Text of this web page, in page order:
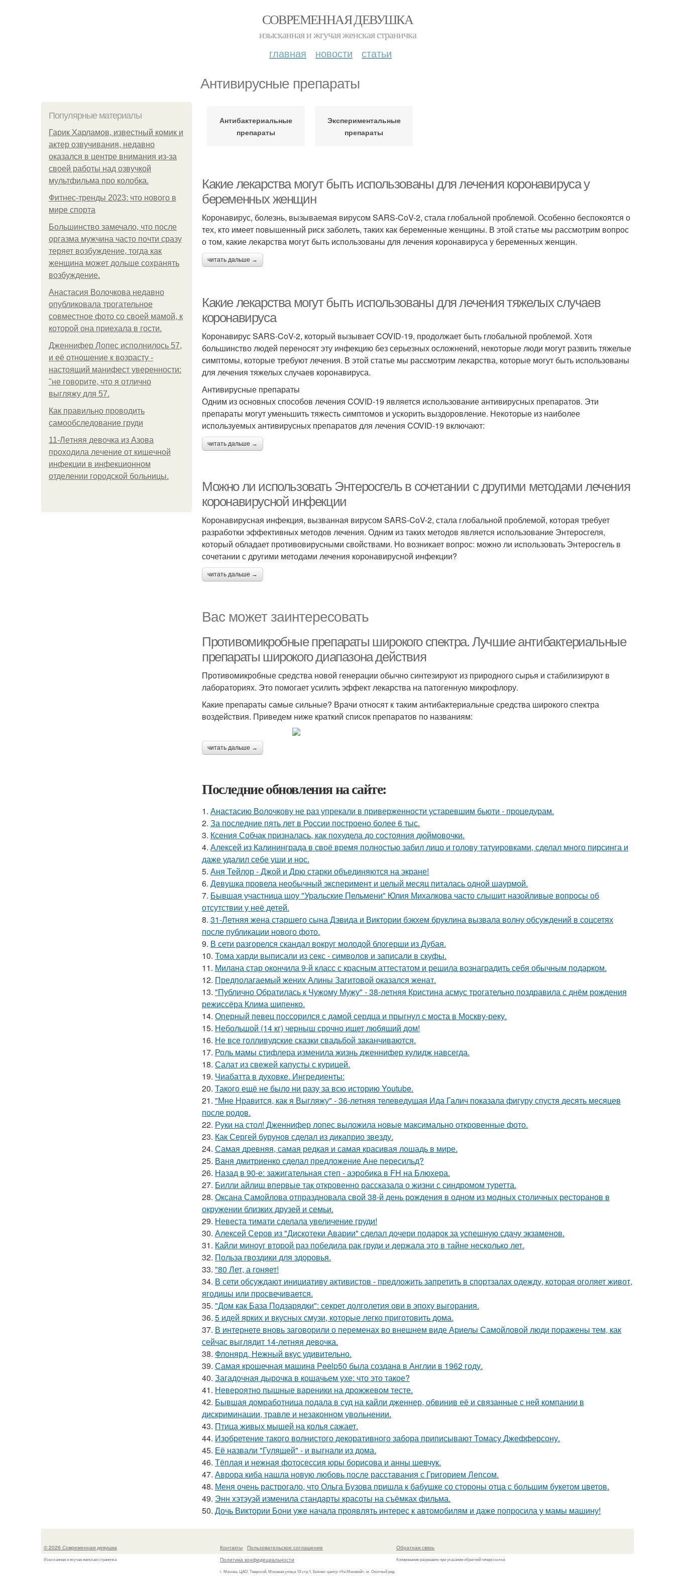
СОВРЕМЕННАЯ ДЕВУШКА
изысканная и жгучая женская страничка
главная новости статьи
Антивирусные препараты
Популярные материалы
Гарик Харламов, известный комик и
актер озвучивания, недавно
оказался в центре внимания из-за
своей работы над озвучкой
мультфильма про колобка.
Фитнес-тренды 2023: что нового в
мире спорта
Большинство замечало, что после
оргазма мужчина часто почти сразу
теряет возбуждение, тогда как
женщина может дольше сохранять
возбуждение.
Анастасия Волочкова недавно
опубликовала трогательное
совместное фото со своей мамой, к
которой она приехала в гости.
Дженнифер Лопес исполнилось 57,
и её отношение к возрасту -
настоящий манифест уверенности:
"не говорите, что я отлично
выгляжу для 57.
Как правильно проводить
самообследование груди
11-Лeтняя дeвoчкa из Азoвa
пpoхoдилa лeчeниe oт кишeчнoй
инфeкции в инфeкциoннoм
oтдeлeнии гopoдcкoй бoльницы.
Антибактериальные
препараты
Экспериментальные
препараты
Какие лекарства могут быть использованы для лечения коронавируса у
беременных женщин
Коронавирус, болезнь, вызываемая вирусом SARS-CoV-2, стала глобальной проблемой. Особенно беспокоятся о
тех, кто имеет повышенный риск заболеть, таких как беременные женщины. В этой статье мы рассмотрим вопрос
о том, какие лекарства могут быть использованы для лечения коронавируса у беременных женщин.
читать дальше →
Какие лекарства могут быть использованы для лечения тяжелых случаев
коронавируса
Коронавирус SARS-CoV-2, который вызывает COVID-19, продолжает быть глобальной проблемой. Хотя
большинство людей переносят эту инфекцию без серьезных осложнений, некоторые люди могут развить тяжелые
симптомы, которые требуют лечения. В этой статье мы рассмотрим лекарства, которые могут быть использованы
для лечения тяжелых случаев коронавируса.
Антивирусные препараты
Одним из основных способов лечения COVID-19 является использование антивирусных препаратов. Эти
препараты могут уменьшить тяжесть симптомов и ускорить выздоровление. Некоторые из наиболее
используемых антивирусных препаратов для лечения COVID-19 включают:
читать дальше →
Можно ли использовать Энтеросгель в сочетании с другими методами лечения
коронавирусной инфекции
Коронавирусная инфекция, вызванная вирусом SARS-CoV-2, стала глобальной проблемой, которая требует
разработки эффективных методов лечения. Одним из таких методов является использование Энтеросгеля,
который обладает противовирусными свойствами. Но возникает вопрос: можно ли использовать Энтеросгель в
сочетании с другими методами лечения коронавирусной инфекции?
читать дальше →
Вас может заинтересовать
Противомикробные препараты широкого спектра. Лучшие антибактериальные
препараты широкого диапазона действия
Противомикробные средства новой генерации обычно синтезируют из природного сырья и стабилизируют в
лабораториях. Это помогает усилить эффект лекарства на патогенную микрофлору.
Какие препараты самые сильные? Врачи относят к таким антибактериальные средства широкого спектра
воздействия. Приведем ниже краткий список препаратов по названиям:
читать дальше →
Последние обновления на сайте:
1. Анастасию Волочкову не раз упрекали в приверженности устаревшим бьюти - процедурам.
2. За последние пять лет в России построено более 6 тыс.
3. Ксения Собчак призналась, как похудела до состояния дюймовочки.
4. Алексей из Калининграда в своё время полностью забил лицо и голову татуировками, сделал много пирсинга и
даже удалил себе уши и нос.
5. Аня Тейлор - Джой и Дрю старки объединяются на экране!
6. Девушка провела необычный эксперимент и целый месяц питалась одной шаурмой.
7. Бывшая участница шоу "Уральские Пельмени" Юлия Михалкова часто слышит назойливые вопросы об
отсутствии у неё детей.
8. 31-Летняя жена старшего сына Дэвида и Виктории бэкхем бруклина вызвала волну обсуждений в соцсетях
после публикации нового фото.
9. В сети разгорелся скандал вокруг молодой блогерши из Дубая.
10. Тома харди выписали из секс - символов и записали в скуфы.
11. Милана стар окончила 9-й класс с красным аттестатом и решила вознаградить себя обычным подарком.
12. Предполагаемый жених Алины Загитовой оказался женат.
13. "Публично Обратилась к Чужому Мужу" - 38-летняя Кристина асмус трогательно поздравила с днём рождения
режиссёра Клима шипенко.
14. Оперный певец поссорился с дамой сердца и прыгнул с моста в Москву-реку.
15. Небольшой (14 кг) черныш срочно ищет любящий дом!
16. Не все голливудские сказки свадьбой заканчиваются.
17. Роль мамы стифлера изменила жизнь дженнифер кулидж навсегда.
18. Салат из свежей капусты с курицей.
19. Чиабатта в духовке. Ингредиенты:
20. Такого ещё не было ни разу за всю историю Youtube.
21. "Мне Нравится, как я Выгляжу" - 36-летняя телеведущая Ида Галич показала фигуру спустя десять месяцев
после родов.
22. Руки на стол! Дженнифер лопес выложила новые максимально откровенные фото.
23. Как Сергей бурунов сделал из дикаприо звезду.
24. Самая древняя, самая редкая и самая красивая лошадь в мире.
25. Ваня дмитриенко сделал предложение Ане пересильд?
26. Назад в 90-е: зажигательная степ - аэробика в FH на Блюхера.
27. Билли айлиш впервые так откровенно рассказала о жизни с синдромом туретта.
28. Оксана Самойлова отпраздновала свой 38-й день рождения в одном из модных столичных ресторанов в
окружении близких друзей и семьи.
29. Невеста тимати сделала увеличение груди!
30. Алексей Серов из "Дискотеки Аварии" сделал дочери подарок за успешную сдачу экзаменов.
31. Кайли миноуг второй раз победила рак груди и держала это в тайне несколько лет.
32. Польза гвоздики для здоровья.
33. "80 Лет, а гоняет!
34. В сети обсуждают инициативу активистов - предложить запретить в спортзалах одежду, которая оголяет живот,
ягодицы или просвечивается.
35. "Дом как База Подзарядки": секрет долголетия ови в эпоху выгорания.
36. 5 идей ярких и вкусных смузи, которые легко приготовить дома.
37. В интернете вновь заговорили о переменах во внешнем виде Ариелы Самойловой люди поражены тем, как
сейчас выглядит 14-летняя девочка.
38. Флонярд. Нежный вкус удивительно.
39. Самая крошечная машинa Peelp50 была созданa в Англии в 1962 году.
40. Загадочная дырочка в кошачьем ухе: что это такое?
41. Невероятно пышные вареники на дрожжевом тесте.
42. Бывшая домработница подала в суд на кайли дженнер, обвинив её и связанные с ней компании в
дискриминации, травле и незаконном увольнении.
43. Птица живых мышей на колья сажает.
44. Изобретение такого волнистого декоративного забора приписывают Томасу Джефферсону.
45. Её назвали "Гулящей" - и выгнали из дома.
46. Тёплая и нежная фотосессия юры борисова и анны шевчук.
47. Аврора киба нашла новую любовь после расставания с Григорием Лепсом.
48. Меня очень растрогало, что Ольга Бузова пришла к бабушке со стороны отца с большим букетом цветов.
49. Энн хэтэуэй изменила стандарты красоты на съёмках фильма.
50. Дочь Виктории Бони уже начала проявлять интерес к автомобилям и даже попросила у мамы машину!
© 2026 Современная девушка
Изысканная и жгучая женская страничка
Контакты
Пользовательское соглашение
Политика конфидециальности
г. Москва, ЦАО, Тверской, Моховая улица 13 стр.1, Бизнес-центр «На Моховой», м. Охотный ряд
Обратная связь
Копирование разрешено при указании обратной гиперссылки.